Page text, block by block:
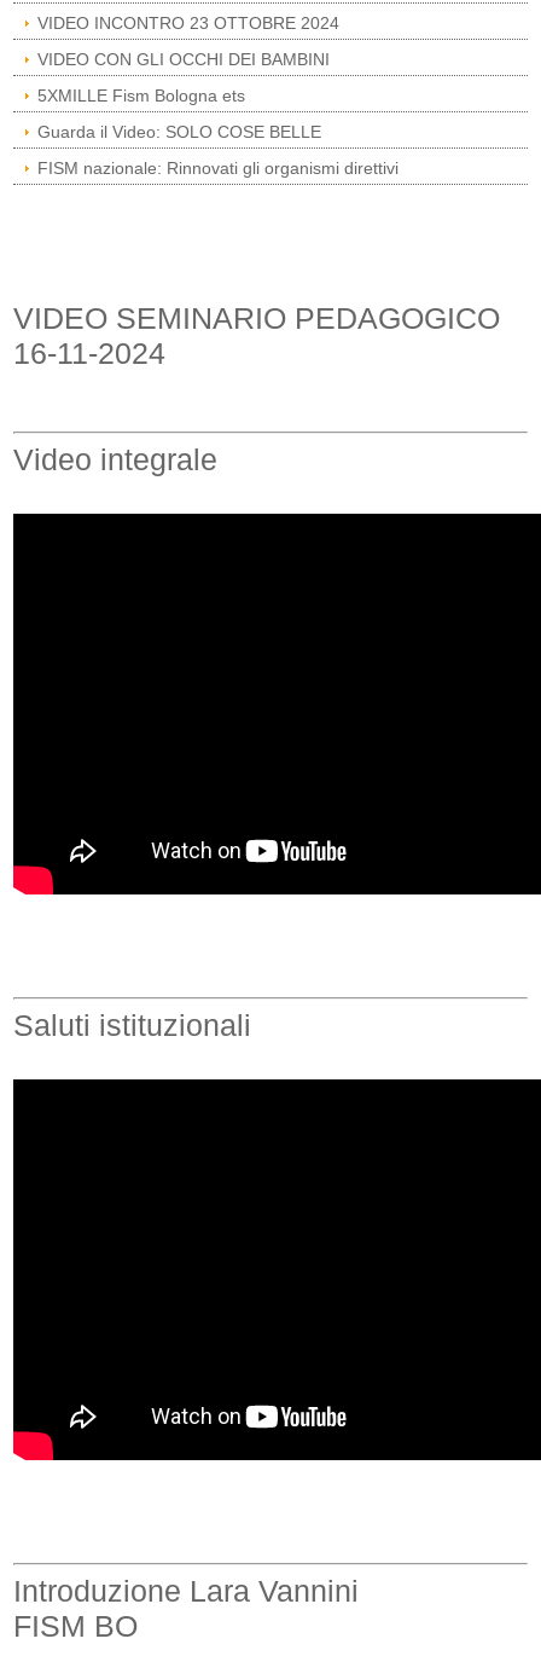
VIDEO INCONTRO 23 OTTOBRE 2024
VIDEO CON GLI OCCHI DEI BAMBINI
5XMILLE Fism Bologna ets
Guarda il Video: SOLO COSE BELLE
FISM nazionale: Rinnovati gli organismi direttivi
VIDEO SEMINARIO PEDAGOGICO
16-11-2024
Video integrale
Saluti istituzionali
Introduzione Lara Vannini
FISM BO